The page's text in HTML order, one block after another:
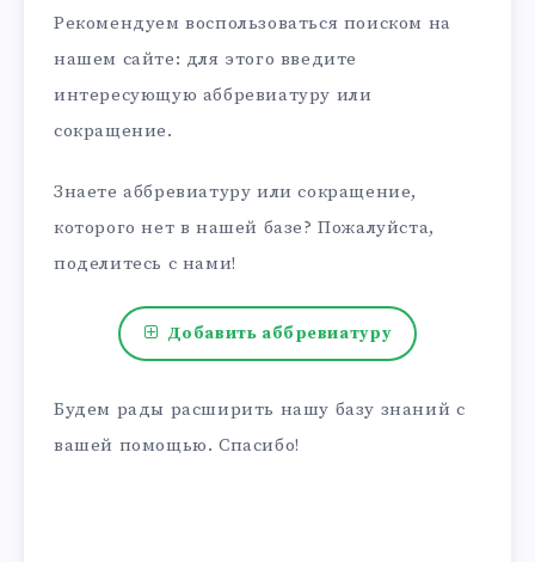
Рекомендуем воспользоваться поиском на
нашем сайте: для этого введите
интересующую аббревиатуру или
сокращение.
Знаете аббревиатуру или сокращение,
которого нет в нашей базе? Пожалуйста,
поделитесь с нами!
Добавить аббревиатуру
Будем рады расширить нашу базу знаний с
вашей помощью. Спасибо!